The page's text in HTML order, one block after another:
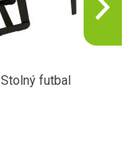
Stolný futbal